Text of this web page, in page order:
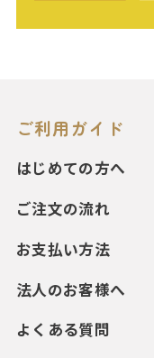
ご利用ガイド
はじめての方へ
ご注文の流れ
お支払い方法
法人のお客様へ
よくある質問